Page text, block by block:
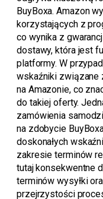
BuyBoxa. Amazon
korzystających z
co wynika z
dostawy, która jest
platformy. W
wskaźniki związane
na Amazonie, co
do takiej oferty.
zamówienia
na zdobycie
doskonałych
zakresie terminów
tutaj konsekwentne
terminów wysyłki
przejrzystości